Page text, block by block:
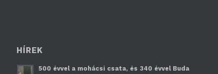
HÍREK
500 évvel a mohácsi csata, és 340 évvel Buda